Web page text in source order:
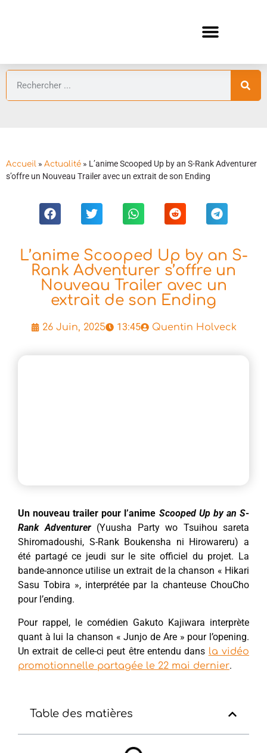
Accueil » Actualité » L’anime Scooped Up by an S-Rank Adventurer
s’offre un Nouveau Trailer avec un extrait de son Ending
L’anime Scooped Up by an S-
Rank Adventurer s’offre un
Nouveau Trailer avec un
extrait de son Ending
26 Juin, 2025 13:45 Quentin Holveck
Un nouveau trailer pour l’anime Scooped Up by an S-
Rank Adventurer(Yuusha Party wo Tsuihou sareta
Shiromadoushi, S-Rank Boukensha ni Hirowareru) a
été partagé ce jeudi sur le site officiel du projet. La
bande-annonce utilise un extrait de la chanson « Hikari
Sasu Tobira », interprétée par la chanteuse ChouCho
pour l’ending.
Pour rappel, le comédien Gakuto Kajiwara interprète
quant à lui la chanson « Junjo de Are » pour l’opening.
Un extrait de celle-ci peut être entendu dans la vidéo
promotionnelle partagée le 22 mai dernier.
Table des matières